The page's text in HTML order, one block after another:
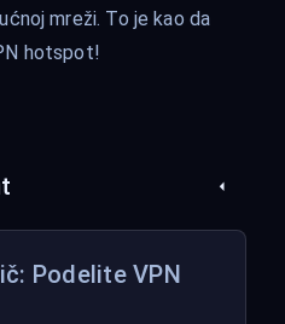
mreži. To je kao da
hotspot!
Podelite VPN